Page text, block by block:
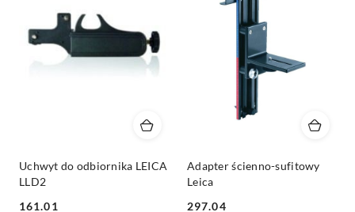
Uchwyt do odbiornika LEICA
LLD2
161.01
Adapter ścienno-sufitowy
Leica
297.04